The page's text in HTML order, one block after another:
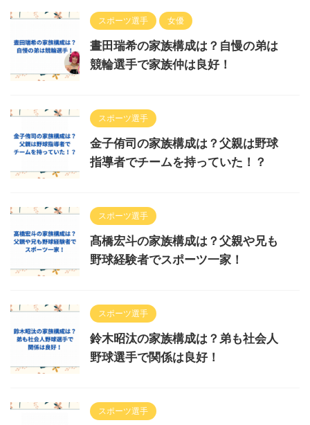
スポーツ選手 女優
晝田瑞希の家族構成は？自慢の弟は
競輪選手で家族仲は良好！
スポーツ選手
金子侑司の家族構成は？父親は野球
指導者でチームを持っていた！？
スポーツ選手
髙橋宏斗の家族構成は？父親や兄も
野球経験者でスポーツ一家！
スポーツ選手
鈴木昭汰の家族構成は？弟も社会人
野球選手で関係は良好！
スポーツ選手